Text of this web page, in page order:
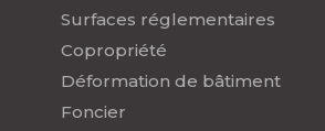
Surfaces réglementaires
Copropriété
Déformation de bâtiment
Foncier